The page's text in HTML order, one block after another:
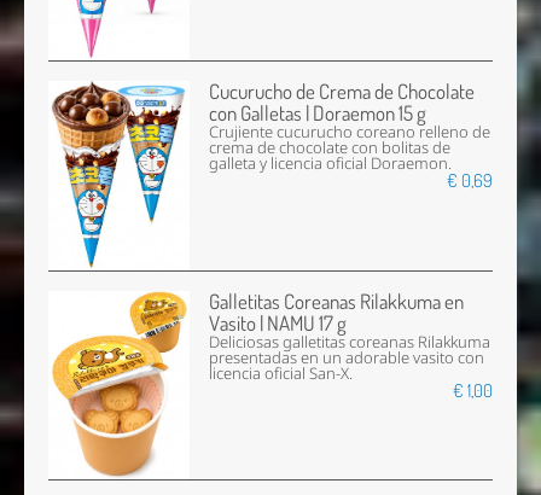
Cucurucho de Crema de Chocolate
con Galletas | Doraemon 15 g
Crujiente cucurucho coreano relleno de
crema de chocolate con bolitas de
galleta y licencia oficial Doraemon.
€ 0,69
Galletitas Coreanas Rilakkuma en
Vasito | NAMU 17 g
Deliciosas galletitas coreanas Rilakkuma
presentadas en un adorable vasito con
licencia oficial San-X.
€ 1,00